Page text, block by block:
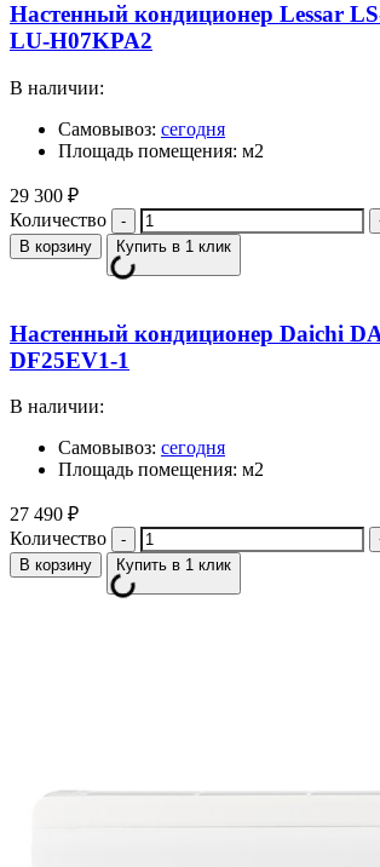
Настенный кондиционер Lessar
LU-H07KPA2
В наличии:
Самовывоз: сегодня
Площадь помещения: м2
29 300 ₽
Количество
В корзину Купить в 1 клик
Настенный кондиционер Daichi
DF25EV1-1
В наличии:
Самовывоз: сегодня
Площадь помещения: м2
27 490 ₽
Количество
В корзину Купить в 1 клик